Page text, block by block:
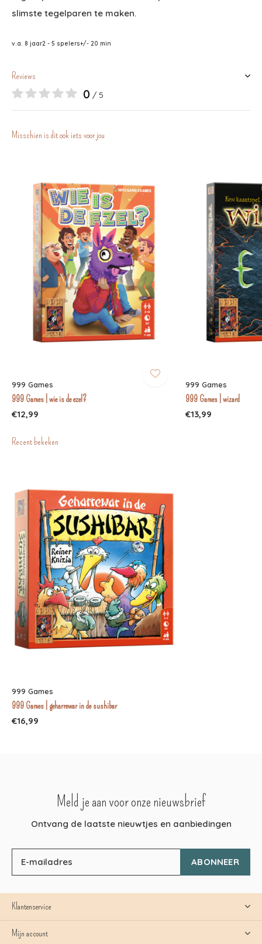
slimste tegelparen te maken.
v.a. 8 jaar2 - 5 spelers+/- 20 min
Reviews
0 / 5
Misschien is dit ook iets voor jou
999 Games
999 Games | wie is de ezel?
€12,99
999 Games
999 Games | wizard
€13,99
Recent bekeken
999 Games
999 Games | geharrewar in de sushibar
€16,99
Meld je aan voor onze nieuwsbrief
Ontvang de laatste nieuwtjes en aanbiedingen
ABONNEER
Klantenservice
Mijn account